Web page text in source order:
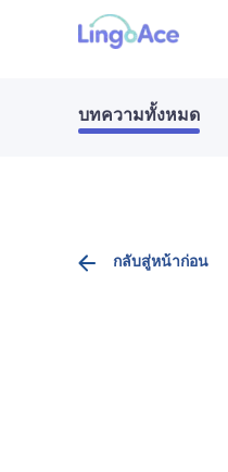
บทความทั้งหมด
กลับสู่หน้าก่อน